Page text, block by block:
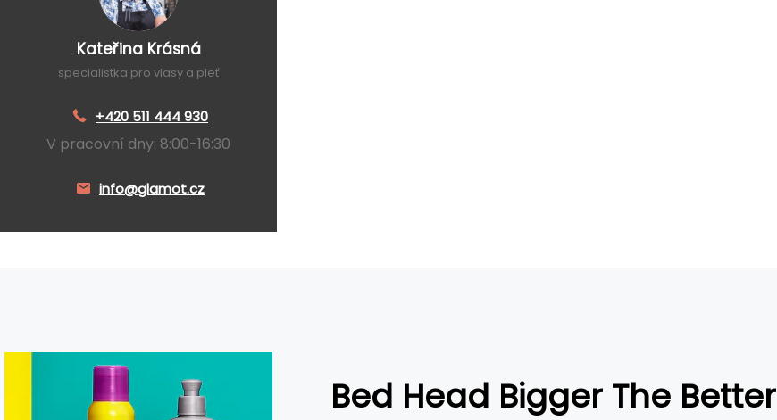
Kateřina Krásná
specialistka pro vlasy a pleť
+420 511 444 930
V pracovní dny: 8:00-16:30
info@glamot.cz
Bed Head Bigger The Better